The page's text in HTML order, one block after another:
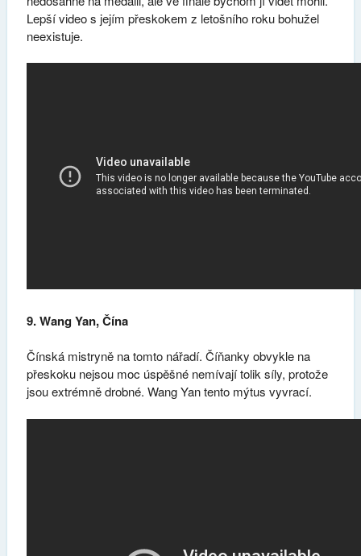
Lepší video s jejím přeskokem z letošního roku bohužel
neexistuje.
9. Wang Yan, Čína
Čínská mistryně na tomto nářadí. Číňanky obvykle na
přeskoku nejsou moc úspěšné nemívají tolik síly, protože
jsou extrémně drobné. Wang Yan tento mýtus vyvrací.